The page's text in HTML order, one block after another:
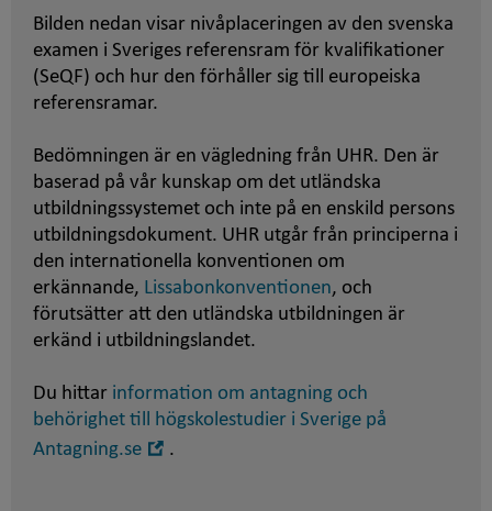
Bilden nedan visar nivåplaceringen av den svenska
examen i Sveriges referensram för kvalifikationer
(SeQF) och hur den förhåller sig till europeiska
referensramar.
Bedömningen är en vägledning från UHR. Den är
baserad på vår kunskap om det utländska
utbildningssystemet och inte på en enskild persons
utbildningsdokument. UHR utgår från principerna i
den internationella konventionen om
erkännande, Lissabonkonventionen, och
förutsätter att den utländska utbildningen är
erkänd i utbildningslandet.
Du hittar information om antagning och
behörighet till högskolestudier i Sverige på
Antagning.se
.